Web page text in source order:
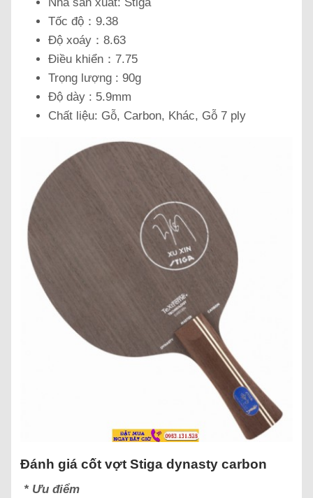
Tốc độ：9.38
Độ xoáy：8.63
Điều khiển：7.75
Trọng lượng : 90g
Độ dày : 5.9mm
Chất liệu: Gỗ, Carbon, Khác, Gỗ 7 ply
Đánh giá cốt vợt Stiga dynasty carbon
* Ưu điểm